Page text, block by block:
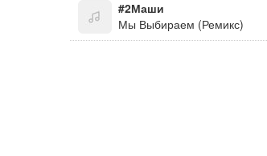
#2Маши
Мы Выбираем (Ремикс)